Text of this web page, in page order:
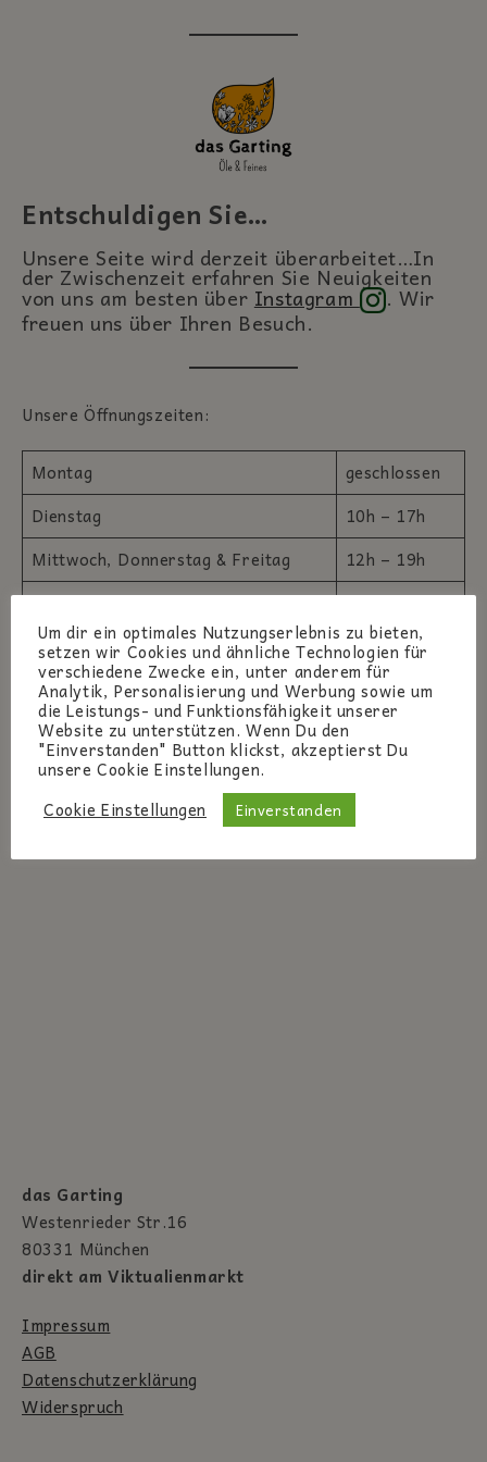
Entschuldigen Sie…
Unsere Seite wird derzeit überarbeitet…In
der Zwischenzeit erfahren Sie Neuigkeiten
von uns am besten über Instagram
. Wir
freuen uns über Ihren Besuch.
Unsere Öffnungszeiten:
Montag
geschlossen
Dienstag
10h – 17h
Mittwoch, Donnerstag & Freitag
12h – 19h
Samstag
10h – 17h
das Garting
Westenrieder Str.16
80331 München
direkt am Viktualienmarkt
Impressum
AGB
Datenschutzerklärung
Widerspruch
Um dir ein optimales Nutzungserlebnis zu bieten,
setzen wir Cookies und ähnliche Technologien für
verschiedene Zwecke ein, unter anderem für
Analytik, Personalisierung und Werbung sowie um
die Leistungs- und Funktionsfähigkeit unserer
Website zu unterstützen. Wenn Du den
"Einverstanden" Button klickst, akzeptierst Du
unsere Cookie Einstellungen.
Cookie Einstellungen
Einverstanden